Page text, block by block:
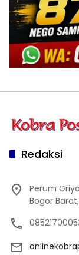
Redaksi
Perum
Bogor